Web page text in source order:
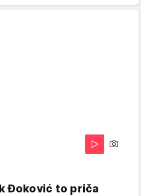
Đoković to priča